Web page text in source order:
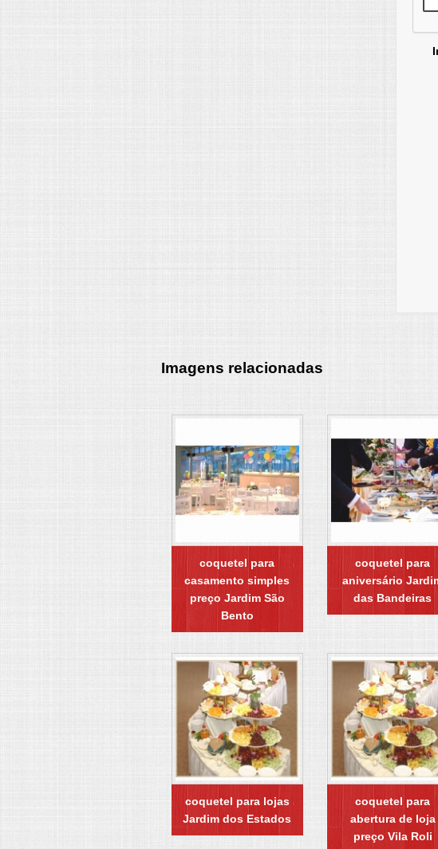
Imagens relacionadas
coquetel para
casamento simples
preço Jardim São
Bento
coquetel para
aniversário
das Bandeiras
coquetel para lojas
Jardim dos Estados
coquetel para
abertura de loja
preço Vila Roli